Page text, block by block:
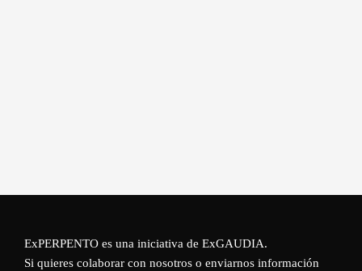
ExPERPENTO es una iniciativa de ExGAUDIA.
Si quieres colaborar con nosotros o enviarnos información